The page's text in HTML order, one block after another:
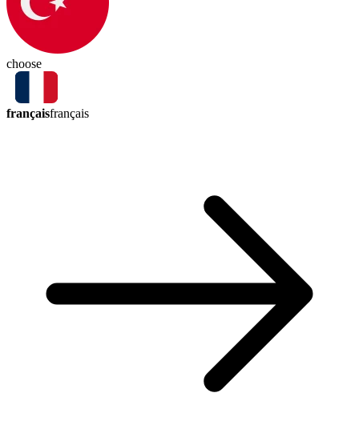
choose
françaisfrançais